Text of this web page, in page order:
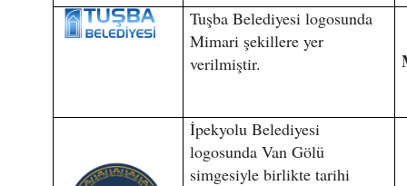
Tuşba Belediyesi logosunda
Mimari şekillere yer
verilmiştir.
İpekyolu Belediyesi
logosunda Van Gölü
simgesiyle birlikte tarihi